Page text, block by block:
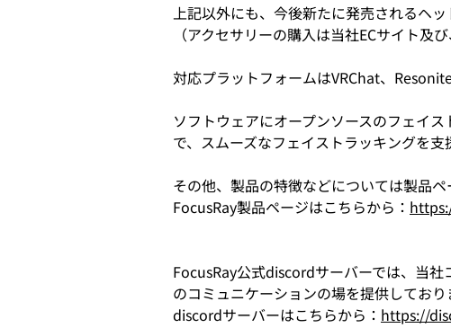
上記以外にも、今後新たに発売されるヘ
（アクセサリーの購入は当社ECサイト及
対応プラットフォームはVRChat、
ソフトウェアにオープンソースのフェイ
で、スムーズなフェイストラッキングを支
その他、製品の特徴などについては製品ペ
FocusRay製品ページはこちらから：
FocusRay公式discordサーバーでは、当
のコミュニケーションの場を提供しており
discordサーバーはこちらから： https://